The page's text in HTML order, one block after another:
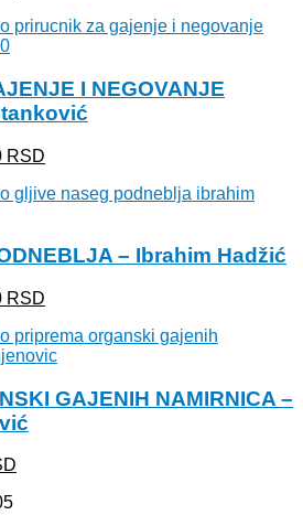
je:
I NEGOVANJE
RSD
je:
– Ibrahim Hadžić
RSD
je:
4,620.00 RSD.
GAJENIH NAMIRNICA –